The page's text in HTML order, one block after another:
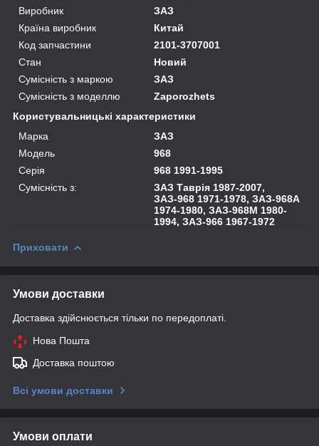
Виробник
ЗАЗ
Країна виробник
Китай
Код запчастини
2101-3707001
Стан
Новий
Сумісність з маркою
ЗАЗ
Сумісність з моделлю
Zaporozhets
Користувальницькі характеристики
Марка
ЗАЗ
Модель
968
Серія
968 1991-1995
Сумісність з:
ЗАЗ Таврія 1987-2007,
ЗАЗ-968 1971-1978, ЗАЗ-968А
1974-1980, ЗАЗ-968М 1980-
1994, ЗАЗ-966 1967-1972
Приховати
Умови доставки
Доставка здійснюється тільки по передоплаті.
Нова Пошта
Доставка поштою
Всі умови доставки
Умови оплати